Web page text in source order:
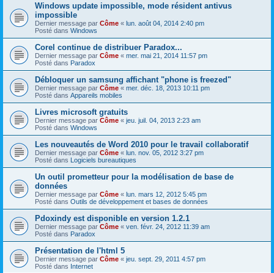
Windows update impossible, mode résident antivus
impossible
Dernier message par Côme « lun. août 04, 2014 2:40 pm
Posté dans Windows
Corel continue de distribuer Paradox...
Dernier message par Côme « mer. mai 21, 2014 11:57 pm
Posté dans Paradox
Débloquer un samsung affichant "phone is freezed"
Dernier message par Côme « mer. déc. 18, 2013 10:11 pm
Posté dans Appareils mobiles
Livres microsoft gratuits
Dernier message par Côme « jeu. juil. 04, 2013 2:23 am
Posté dans Windows
Les nouveautés de Word 2010 pour le travail collaboratif
Dernier message par Côme « lun. nov. 05, 2012 3:27 pm
Posté dans Logiciels bureautiques
Un outil prometteur pour la modélisation de base de
données
Dernier message par Côme « lun. mars 12, 2012 5:45 pm
Posté dans Outils de développement et bases de données
Pdoxindy est disponible en version 1.2.1
Dernier message par Côme « ven. févr. 24, 2012 11:39 am
Posté dans Paradox
Présentation de l'html 5
Dernier message par Côme « jeu. sept. 29, 2011 4:57 pm
Posté dans Internet